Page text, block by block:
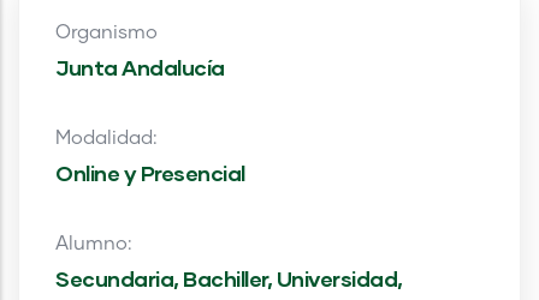
Organismo
Junta Andalucía
Modalidad:
Online y Presencial
Alumno:
Secundaria, Bachiller, Universidad,